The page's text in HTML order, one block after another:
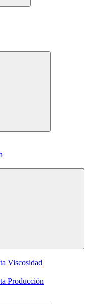
Viscosidad
Producción